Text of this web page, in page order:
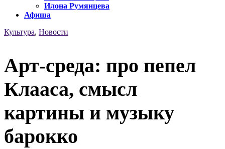
Илона Румянцева
Афиша
Культура, Новости
Арт-среда: про пепел
Клааса, смысл
картины и музыку
барокко